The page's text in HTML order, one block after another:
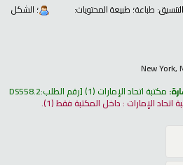
طباعة؛ طبيعة المحتويات: ؛ الشكل
New York,
مكتبة اتحاد الإمارات (1) رقم الطلب:DS558.2
اتحاد الإمارات : داخل المكتبة فقط(1).